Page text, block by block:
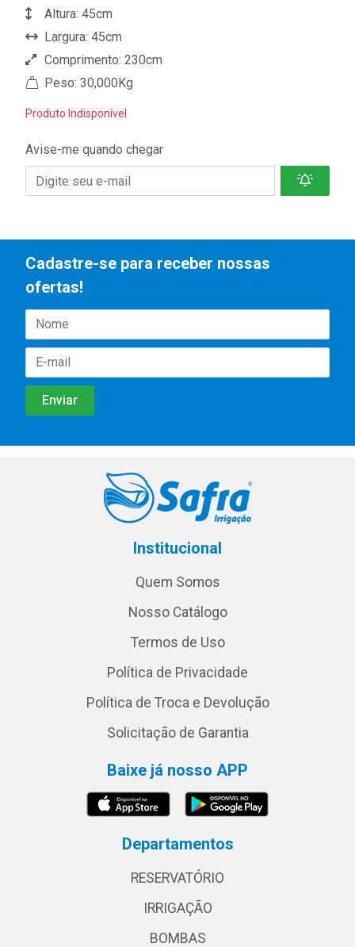
Altura: 45cm
Largura: 45cm
Comprimento: 230cm
Peso: 30,000Kg
Produto Indisponível
Avise-me quando chegar
Cadastre-se para receber nossas
ofertas!
Institucional
Quem Somos
Nosso Catálogo
Termos de Uso
Política de Privacidade
Política de Troca e Devolução
Solicitação de Garantia
Baixe já nosso APP
Departamentos
RESERVATÓRIO
IRRIGAÇÃO
BOMBAS